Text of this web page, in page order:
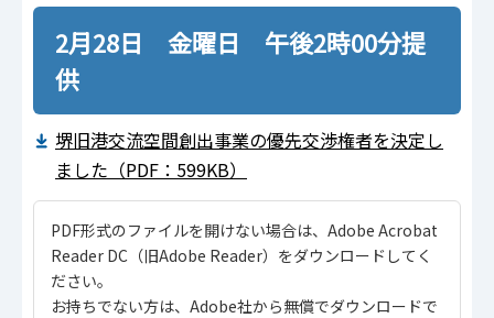
2月28日 金曜日 午後2時00分提
供
堺旧港交流空間創出事業の優先交渉権者を決定し
ました（PDF：599KB）
PDF形式のファイルを開けない場合は、Adobe Acrobat
Reader DC（旧Adobe Reader）をダウンロードしてく
ださい。
お持ちでない方は、Adobe社から無償でダウンロードで